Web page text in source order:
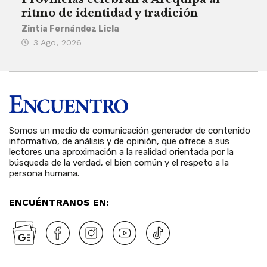
ritmo de identidad y tradición
Zintia Fernández Licla
3 Ago, 2026
Somos un medio de comunicación generador de contenido
informativo, de análisis y de opinión, que ofrece a sus
lectores una aproximación a la realidad orientada por la
búsqueda de la verdad, el bien común y el respeto a la
persona humana.
ENCUÉNTRANOS EN: